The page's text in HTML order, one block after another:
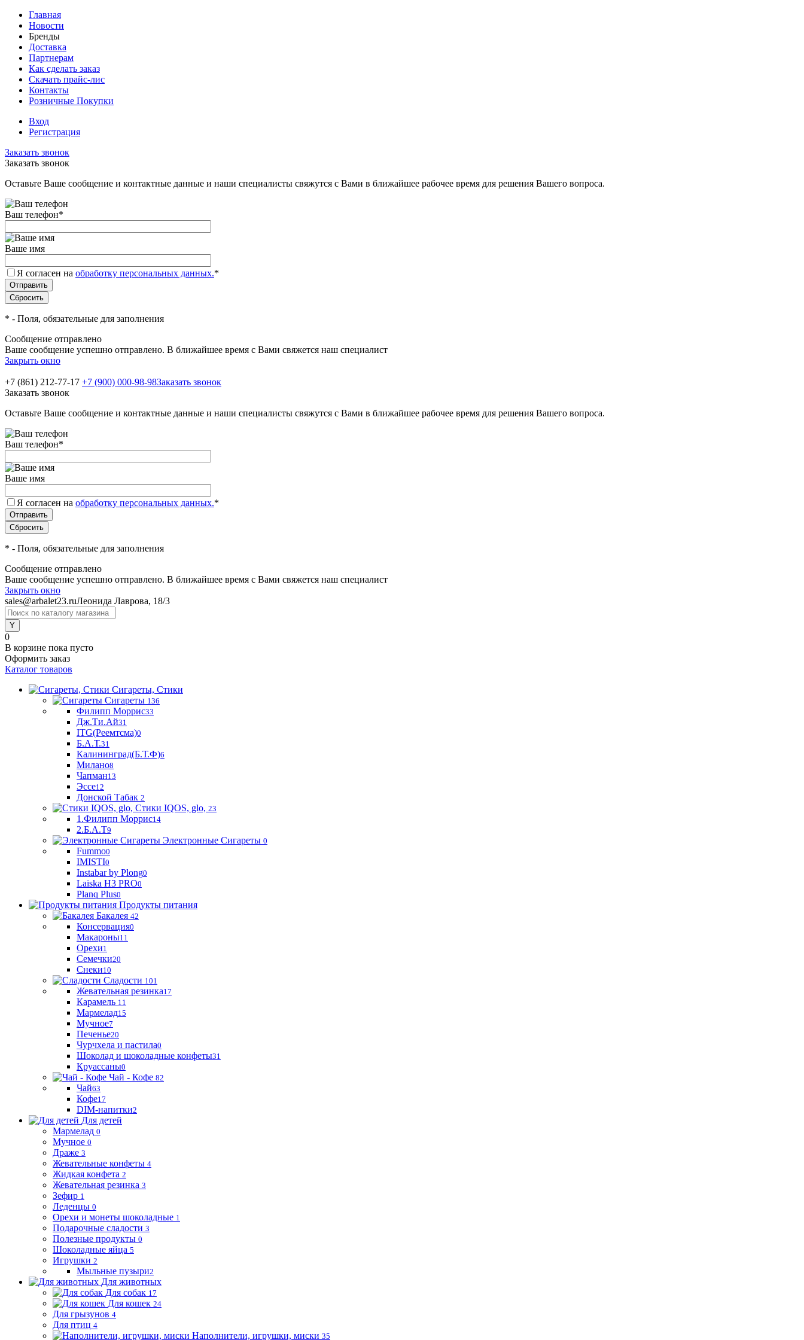
Главная
Новости
Бренды
Доставка
Партнерам
Как сделать заказ
Скачать прайс-лис
Контакты
Розничные Покупки
Вход
Регистрация
Заказать звонок
Заказать звонок
Оставьте Ваше сообщение и контактные данные и наши специалисты свяжутся с Вами в ближайшее рабочее время для решения Вашего вопроса.
Ваш телефон*
Ваше имя
Я согласен на обработку персональных данных.*
* - Поля, обязательные для заполнения
Сообщение отправлено
Ваше сообщение успешно отправлено. В ближайшее время с Вами свяжется наш специалист
Закрыть окно
+7 (861) 212-77-17 +7 (900) 000-98-98Заказать звонок
Заказать звонок
Оставьте Ваше сообщение и контактные данные и наши специалисты свяжутся с Вами в ближайшее рабочее время для решения Вашего вопроса.
Ваш телефон*
Ваше имя
Я согласен на обработку персональных данных.*
* - Поля, обязательные для заполнения
Сообщение отправлено
Ваше сообщение успешно отправлено. В ближайшее время с Вами свяжется наш специалист
Закрыть окно
sales@arbalet23.ruЛеонида Лаврова, 18/3
0
В корзине пока пусто
Оформить заказ
Каталог товаров
Сигареты, Стики
Сигареты 136
Филипп Моррис33
Дж.Ти.Ай31
ITG(Реемтсма)0
Б.А.Т.31
Калининград(Б.Т.Ф)6
Милано8
Чапман13
Эссе12
Донской Табак 2
Стики IQOS, glo, 23
1.Филипп Моррис14
2.Б.А.Т9
Электронные Сигареты 0
Fummo0
IMISTI0
Instabar by Plong0
Laiska H3 PRO0
Planq Plus0
Продукты питания
Бакалея 42
Консервация0
Макароны11
Орехи1
Семечки20
Снеки10
Сладости 101
Жевательная резинка17
Карамель 11
Мармелад15
Мучное7
Печенье20
Чурчхела и пастила0
Шоколад и шоколадные конфеты31
Круассаны0
Чай - Кофе 82
Чай63
Кофе17
DIM-напитки2
Для детей
Мармелад 0
Мучное 0
Драже 3
Жевательные конфеты 4
Жидкая конфета 2
Жевательная резинка 3
Зефир 1
Леденцы 0
Орехи и монеты шоколадные 1
Подарочные сладости 3
Полезные продукты 0
Шоколадные яйца 5
Игрушки 2
Мыльные пузыри2
Для животных
Для собак 17
Для кошек 24
Для грызунов 4
Для птиц 4
Наполнители, игрушки, миски 35